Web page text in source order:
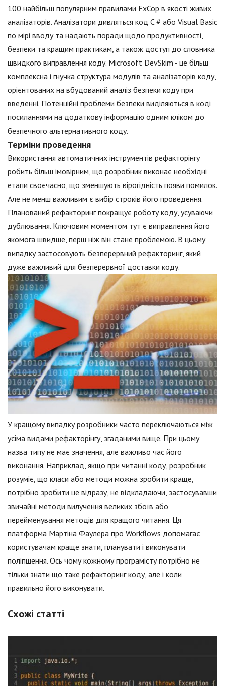
100 найбільш популярним правилами FxCop в якості живих
аналізаторів. Аналізатори дивляться код C # або Visual Basic
по мірі вводу та надають поради щодо продуктивності,
безпеки та кращим практикам, а також доступ до словника
швидкого виправлення коду. Microsoft DevSkim - це більш
комплексна і гнучка структура модулів та аналізаторів коду,
орієнтованих на вбудований аналіз безпеки коду при
введенні. Потенційні проблеми безпеки виділяються в коді
посиланнями на додаткову інформацію одним кліком до
безпечного альтернативного коду.
Терміни проведення
Використання автоматичних інструментів рефакторінгу
робить більш імовірним, що розробник виконає необхідні
етапи своєчасно, що зменшують вірогідність появи помилок.
Але не менш важливим є вибір строків його проведення.
Планований рефакторинг покращує роботу коду, усуваючи
дублювання. Ключовим моментом тут є виправлення його
якомога швидше, перш ніж він стане проблемою. В цьому
випадку застосовують безперервний рефакторинг, який
дуже важливий для безперервної доставки коду.
У кращому випадку розробники часто переключаються між
усіма видами рефакторінгу, згаданими вище. При цьому
назва типу не має значення, але важливо час його
виконання. Наприклад, якщо при читанні коду, розробник
розуміє, що класи або методи можна зробити краще,
потрібно зробити це відразу, не відкладаючи, застосувавши
звичайні методи вилучення великих збоїв або
перейменування методів для кращого читання. Ця
платформа Мартіна Фаулера про Workflows допомагає
користувачам краще знати, планувати і виконувати
поліпшення. Ось чому кожному програмісту потрібно не
тільки знати що таке рефакторинг коду, але і коли
правильно його виконувати.
Схожі статті